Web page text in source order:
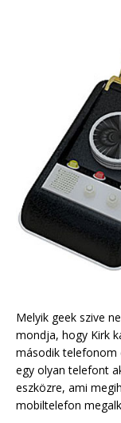
Melyik geek szive
mondja, hogy Kirk
második telefonom
egy olyan telefont
eszközre, ami
mobiltelefon